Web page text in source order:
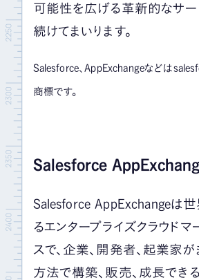
可能性を広げる革新的なサー
続けてまいります。
Salesforce、AppExchangeなどは
商標です。
Salesforce
Salesforce AppExchangeは世
るエンタープライズクラウドマ
スで、企業、開発者、起業家が
方法で構築、販売、成長でき